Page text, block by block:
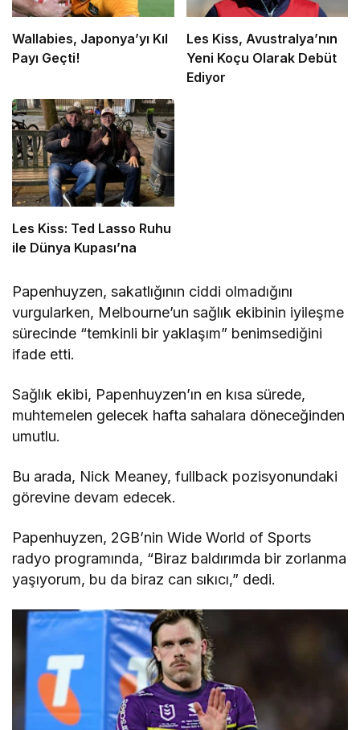
Wallabies, Japonya’yı Kıl
Payı Geçti!
Les Kiss, Avustralya’nın
Yeni Koçu Olarak Debüt
Ediyor
Les Kiss: Ted Lasso Ruhu
ile Dünya Kupası’na
Papenhuyzen, sakatlığının ciddi olmadığını
vurgularken, Melbourne’un sağlık ekibinin iyileşme
sürecinde “temkinli bir yaklaşım” benimsediğini
ifade etti.
Sağlık ekibi, Papenhuyzen’ın en kısa sürede,
muhtemelen gelecek hafta sahalara döneceğinden
umutlu.
Bu arada, Nick Meaney, fullback pozisyonundaki
görevine devam edecek.
Papenhuyzen, 2GB’nin Wide World of Sports
radyo programında, “Biraz baldırımda bir zorlanma
yaşıyorum, bu da biraz can sıkıcı,” dedi.